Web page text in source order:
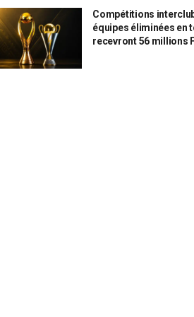
Compétitions
équipes éliminées en
recevront 56 millions